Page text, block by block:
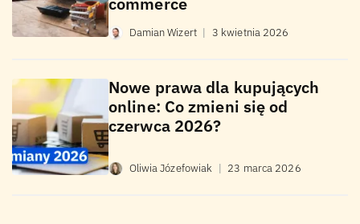
Damian Wizert 3 kwietnia 2026
Nowe prawa dla kupujących
online: Co zmieni się od
czerwca 2026?
Oliwia Józefowiak 23 marca 2026